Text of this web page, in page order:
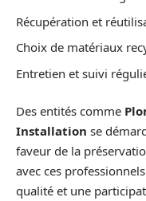
Récupération et
Choix de matériaux
Entretien et suivi
Des entités comme
Installation se
faveur de la
avec ces
qualité et une